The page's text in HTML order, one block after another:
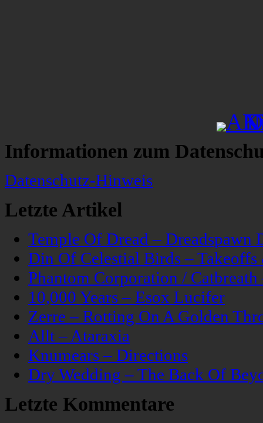
Informationen zum
Datenschutz-Hinweis
Letzte Artikel
Temple Of Dread – Dreadspawn
Din Of Celestial Birds –
Phantom Corporation /
10,000 Years – Esox Lucifer
Zerre – Rotting On A Golden
Allt – Ataraxia
Knumears – Directions
Dry Wedding – The Back Of
Letzte Kommentare